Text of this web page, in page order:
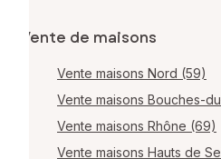
Vente de maisons
Vente maisons Nord (59)
Vente maisons Bouches-
Vente maisons Rhône (69)
Vente maisons Hauts de